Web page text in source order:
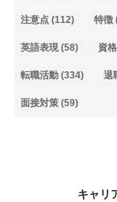
注意点(112) 特徴
英語表現(58) 資格
転職活動(334) 退
面接対策(59)
キャリ